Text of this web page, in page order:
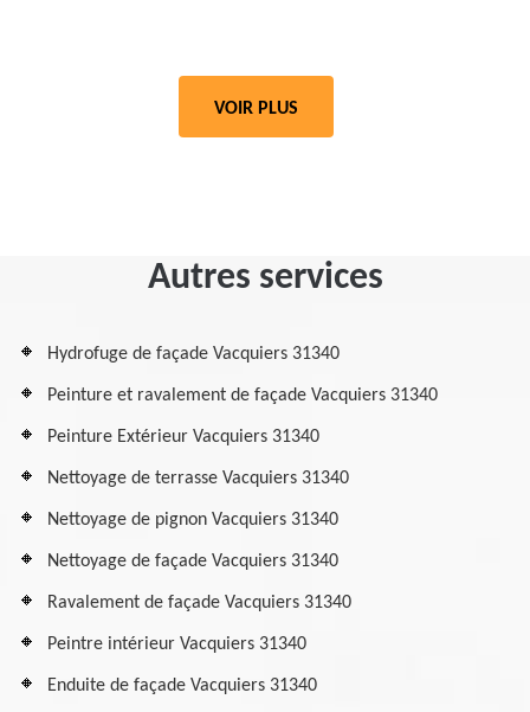
VOIR PLUS
Autres services
Hydrofuge de façade Vacquiers 31340
Peinture et ravalement de façade Vacquiers 31340
Peinture Extérieur Vacquiers 31340
Nettoyage de terrasse Vacquiers 31340
Nettoyage de pignon Vacquiers 31340
Nettoyage de façade Vacquiers 31340
Ravalement de façade Vacquiers 31340
Peintre intérieur Vacquiers 31340
Enduite de façade Vacquiers 31340